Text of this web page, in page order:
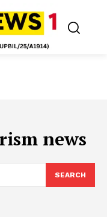
news
SEARCH